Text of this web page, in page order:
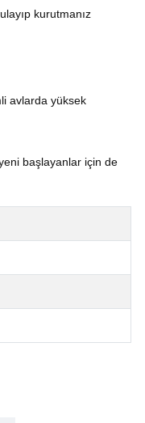
kurutmanız
avlarda yüksek
başlayanlar için de